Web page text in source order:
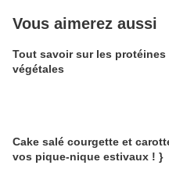
Vous aimerez aussi
Tout savoir sur les protéines
végétales
Cake salé courgette et carotte {
vos pique-nique estivaux ! }